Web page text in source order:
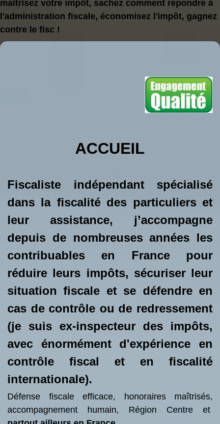
maîtrisez votre impôt, sachez comment répondre à
l'administration fiscale, économisez l'impôt, gagnez
contre le fisc !
ACCUEIL
Fiscaliste indépendant spécialisé
dans la fiscalité des particuliers et
leur assistance, j’accompagne
depuis de nombreuses années les
contribuables en France pour
réduire leurs impôts, sécuriser leur
situation fiscale et se défendre en
cas de contrôle ou de redressement
(je suis ex-inspecteur des impôts,
avec énormément d'expérience en
contrôle fiscal et en fiscalité
internationale).
Défense fiscale efficace, honoraires maîtrisés,
accompagnement humain, Région Centre et